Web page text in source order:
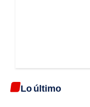
Lo último